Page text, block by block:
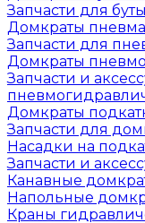
Запчасти для
Домкраты
Запчасти для
Домкраты
Запчасти и
Домкраты
Запчасти для
Насадки на
Запчасти и
Канавные
Напольные
Краны